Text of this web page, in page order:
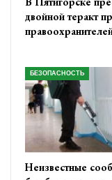
двойной теракт
БЕЗОПАСНОСТЬ
Неизвестные